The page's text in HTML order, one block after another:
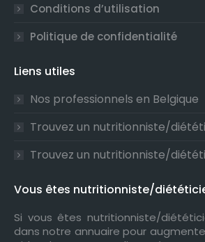
Conditions d’utilisation
Politique de confidentialité
Liens utiles
Nos professionnels en Belgique
Trouvez un nutritionniste/
Trouvez un nutritionniste/
Vous êtes nutritionniste/
Si vous êtes nutritionniste/
dans notre annuaire pour